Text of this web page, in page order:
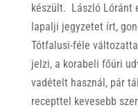
készült. László Lóránt
lapalji jegyzetet írt,
Tótfalusi-féle
jelzi, a korabeli főúri
vadételt használ, pár
recepttel kevesebb